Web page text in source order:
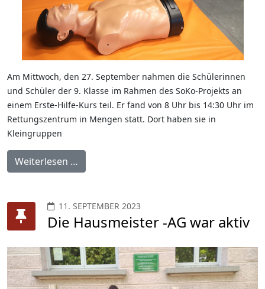
Am Mittwoch, den 27. September nahmen die Schülerinnen
und Schüler der 9. Klasse im Rahmen des SoKo-Projekts an
einem Erste-Hilfe-Kurs teil. Er fand von 8 Uhr bis 14:30 Uhr im
Rettungszentrum in Mengen statt. Dort haben sie in
Kleingruppen
Weiterlesen …
11. SEPTEMBER 2023
Die Hausmeister -AG war aktiv